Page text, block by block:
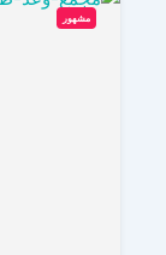
مشهور